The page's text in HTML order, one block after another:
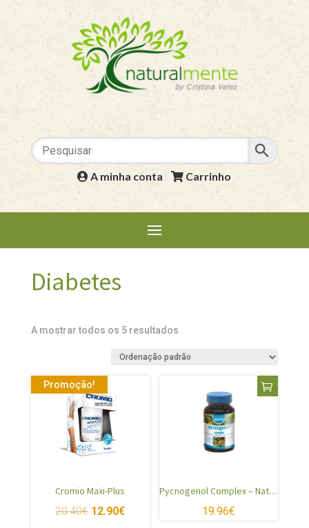
A minha conta | Carrinho
Diabetes
A mostrar todos os 5 resultados
Promoção!
Cromio Maxi-Plus
20.40€ 12.90€
Pycnogenol Complex – Naturmil
19.96€